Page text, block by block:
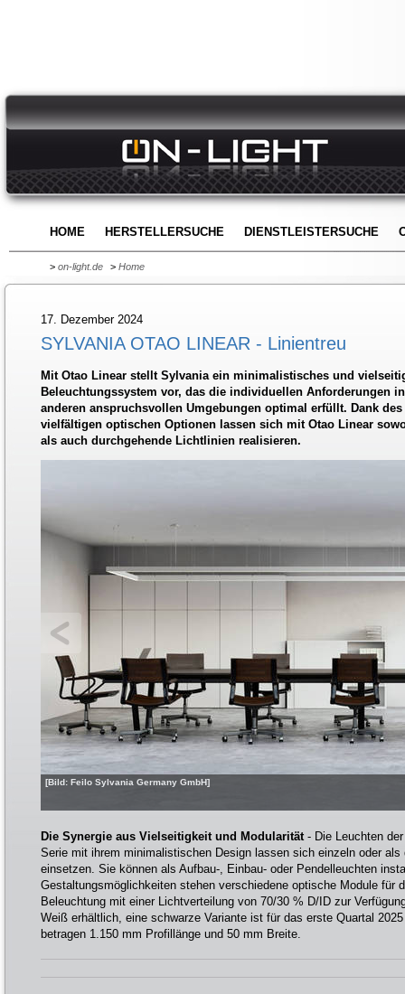
HOME HERSTELLERSUCHE DIENSTLEISTERSUCHE
> on-light.de > Home
17. Dezember 2024
SYLVANIA OTAO LINEAR - Linientreu
Mit Otao Linear stellt Sylvania ein minimalistisches und
Beleuchtungssystem vor, das die individuellen Anforderungen
anderen anspruchsvollen Umgebungen optimal erfüllt. Dank
vielfältigen optischen Optionen lassen sich mit Otao Linear
als auch durchgehende Lichtlinien realisieren.
[Bild: Feilo Sylvania Germany GmbH]
Die Synergie aus Vielseitigkeit und Modularität- Die Leuchten
Serie mit ihrem minimalistischen Design lassen sich einzeln oder als
einsetzen. Sie können als Aufbau-, Einbau- oder Pendelleuchten
Gestaltungsmöglichkeiten stehen verschiedene optische Module für
Beleuchtung mit einer Lichtverteilung von 70/30 % D/ID zur
Weiß erhältlich, eine schwarze Variante ist für das erste Quartal
betragen 1.150 mm Profillänge und 50 mm Breite.